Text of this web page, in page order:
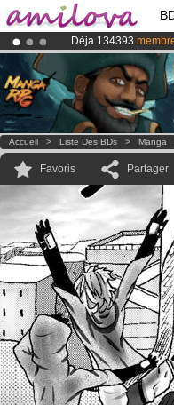
Déjà 134393
LeKickstarter
Abonnement
Accueil > Liste Des BDs > Manga
Favoris Partager